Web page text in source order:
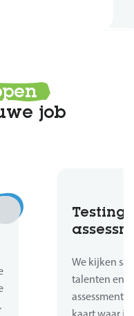
job
Testing
We kijken
talenten en
assessments